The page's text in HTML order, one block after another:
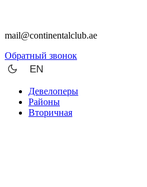
mail@continentalclub.ae
Обратный звонок
EN
Девелоперы
Районы
Вторичная